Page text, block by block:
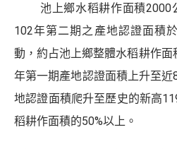
池上鄉水稻耕作面積2000
102年第二期之產地認證面積
動，約占池上鄉整體水稻耕作面
年第一期產地認證面積上升至
地認證面積爬升至歷史的新高
稻耕作面積的50%以上。